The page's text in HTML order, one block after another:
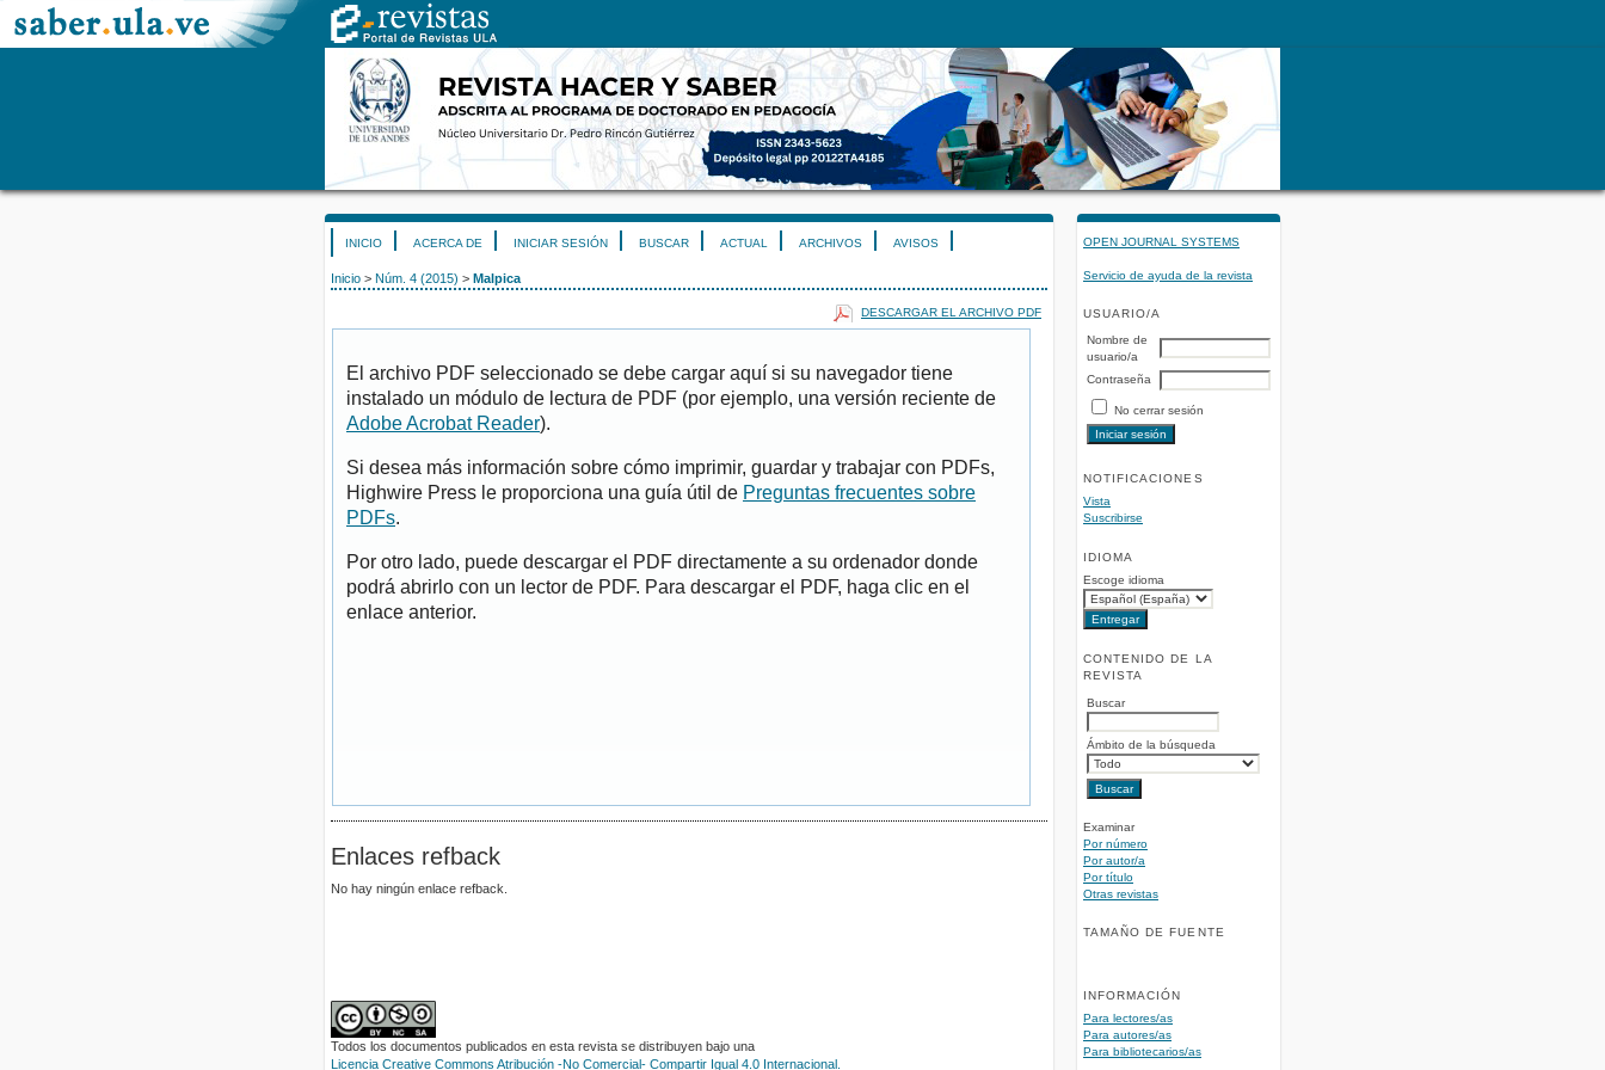
OPEN JOURNAL SYSTEMS
Servicio de ayuda de la revista
USUARIO/A
Nombre de
usuario/a
Contraseña
No cerrar sesión
NOTIFICACIONES
Vista
Suscribirse
IDIOMA
Escoge idioma
CONTENIDO DE LA
REVISTA
Buscar
Ámbito de la búsqueda
Examinar
Por número
Por autor/a
Por título
Otras revistas
TAMAÑO DE FUENTE
INFORMACIÓN
Para lectores/as
Para autores/as
Para bibliotecarios/as
INICIO ACERCA DE INICIAR SESIÓN BUSCAR ACTUAL ARCHIVOS AVISOS
Inicio > Núm. 4 (2015) > Malpica
DESCARGAR EL ARCHIVO PDF
El archivo PDF seleccionado se debe cargar aquí si su navegador tiene
instalado un módulo de lectura de PDF (por ejemplo, una versión reciente de
Adobe Acrobat Reader).
Si desea más información sobre cómo imprimir, guardar y trabajar con PDFs,
Highwire Press le proporciona una guía útil de Preguntas frecuentes sobre
PDFs.
Por otro lado, puede descargar el PDF directamente a su ordenador donde
podrá abrirlo con un lector de PDF. Para descargar el PDF, haga clic en el
enlace anterior.
Enlaces refback
No hay ningún enlace refback.
Todos los documentos publicados en esta revista se distribuyen bajo una
Licencia Creative Commons Atribución -No Comercial- Compartir Igual 4.0 Internacional.